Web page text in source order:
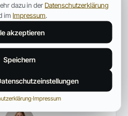
dazu in der Datenschutzerklärung
im Impressum.
akzeptieren
Speichern
·Impressum